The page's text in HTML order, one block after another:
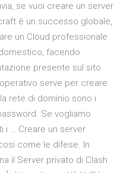
se vuoi creare un server
è un successo globale,
un Cloud professionale
facendo
presente sul sito
serve per creare
rete di dominio sono i
Se vogliamo
i … Creare un server
come le difese. In
il Server privato di Clash